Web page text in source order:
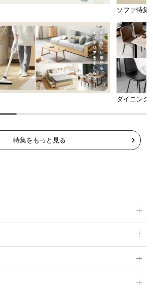
で開閉なめらか
と重くなってしまいがちな引き出
の力で簡単に行えます。
ソファ特集
ダイニング
特集をもっと見る